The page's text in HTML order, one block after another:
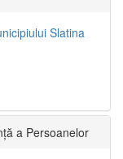
Slatina
a Persoanelor